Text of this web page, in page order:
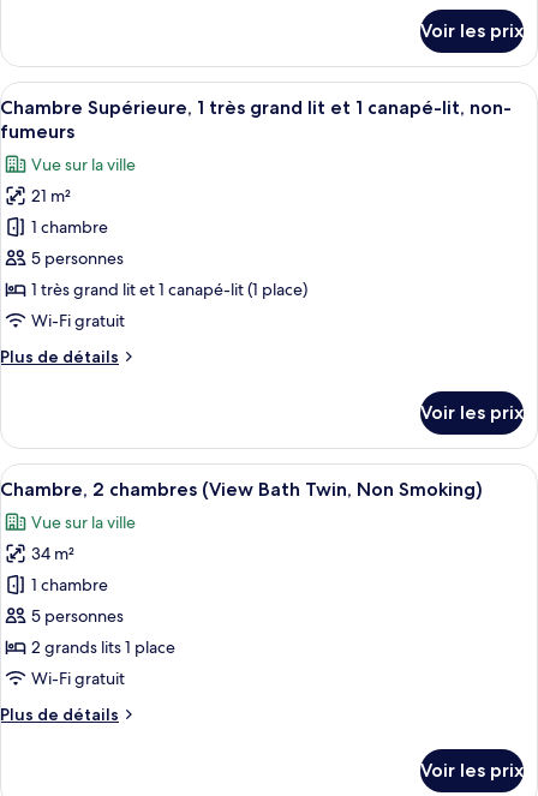
très
grand
lit,
non-
fumeurs
le
type
de
chambre
Supérieure,
très
grand
lit,
fumeurs
Voir les prix
Afficher
toutes
les
photos
pour
ce
type
de
chambre :
Supérieure,
grand
lit
et
1
canapé-
lit,
non-
fumeurs
Une chambre d’hôtel avec deux
6
Chambre Supérieure, 1 très grand lit et 1 canapé-lit, non-
fumeurs
Vue sur la ville
21 m²
1 chambre
5 personnes
1 très grand lit et 1 canapé-lit (1 place)
Wi-Fi gratuit
Plus de détails
Plus
le
type
de
Chambre
Supérieure,
très
grand
lit
et
lit,
Voir les prix
Afficher
toutes
les
photos
pour
ce
type
de
chambre :
Chambre,
Une chambre d’hôtel avec deux
7
Chambre, 2 chambres (View Bath Twin, Non Smoking)
Vue sur la ville
34 m²
1 chambre
5 personnes
2 grands lits 1 place
Wi-Fi gratuit
Plus de détails
Plus
Voir les prix